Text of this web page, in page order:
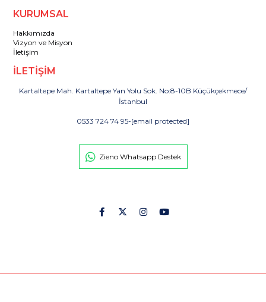
KURUMSAL
Hakkımızda
Vizyon ve Misyon
İletişim
İLETİŞİM
Kartaltepe Mah. Kartaltepe Yan Yolu Sok. No:8-10B Küçükçekmece/
İstanbul
0533 724 74 95-[email protected]
Zieno Whatsapp Destek